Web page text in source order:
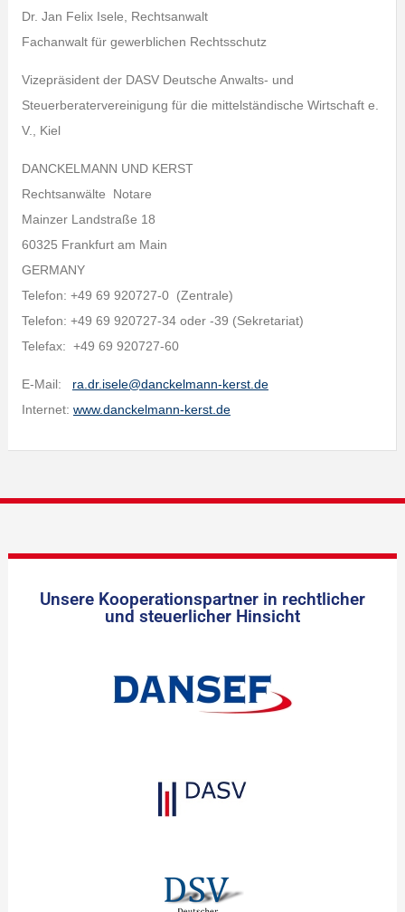
Dr. Jan Felix Isele, Rechtsanwalt
Fachanwalt für gewerblichen Rechtsschutz
Vizepräsident der DASV Deutsche Anwalts- und
Steuerberatervereinigung für die mittelständische Wirtschaft e.
V., Kiel
DANCKELMANN UND KERST
Rechtsanwälte Notare
Mainzer Landstraße 18
60325 Frankfurt am Main
GERMANY
Telefon: +49 69 920727-0 (Zentrale)
Telefon: +49 69 920727-34 oder -39 (Sekretariat)
Telefax: +49 69 920727-60
E-Mail: ra.dr.isele@danckelmann-kerst.de
Internet: www.danckelmann-kerst.de
Unsere Kooperationspartner in rechtlicher
und steuerlicher Hinsicht